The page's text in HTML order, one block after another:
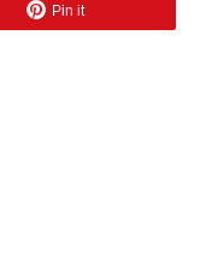
Pin it